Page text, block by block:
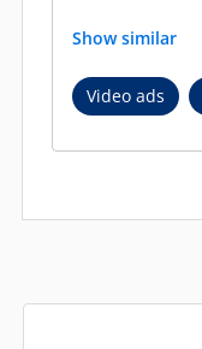
Show similar
Video ads